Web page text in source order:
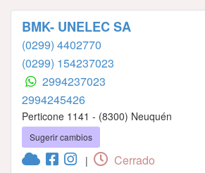
BMK- UNELEC SA
(0299) 4402770
(0299) 154237023
2994237023
2994245426
Perticone 1141 - (8300) Neuquén
Sugerir cambios
| Cerrado